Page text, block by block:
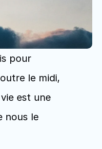
pour
le midi,
est une
nous le